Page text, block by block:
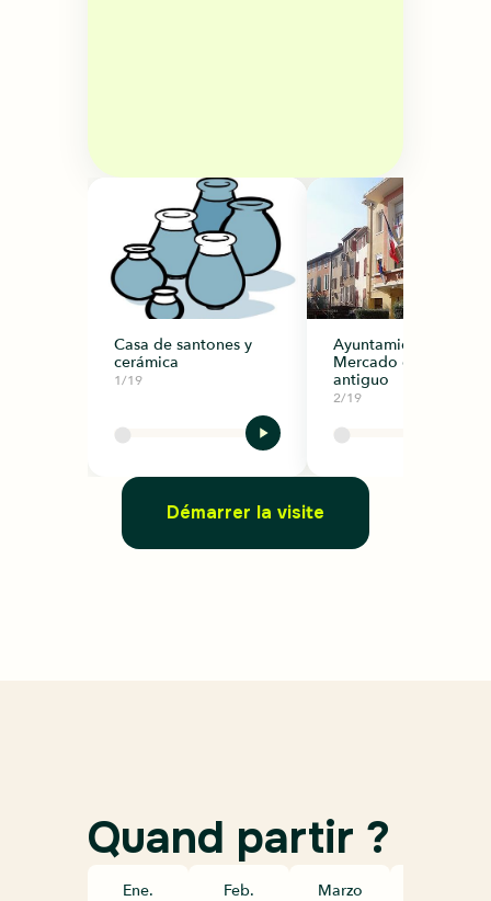
Casa de santones y
cerámica
1/19
Ayuntamiento y
Mercado cubiero
antiguo
2/19
Démarrer la visite
Quand partir ?
Ene. Feb. Marzo